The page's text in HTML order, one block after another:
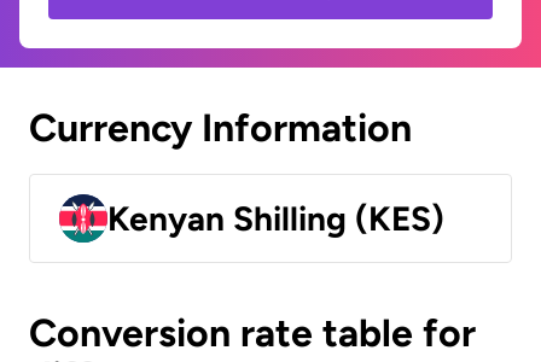
Currency Information
Kenyan Shilling (KES)
Conversion rate table for